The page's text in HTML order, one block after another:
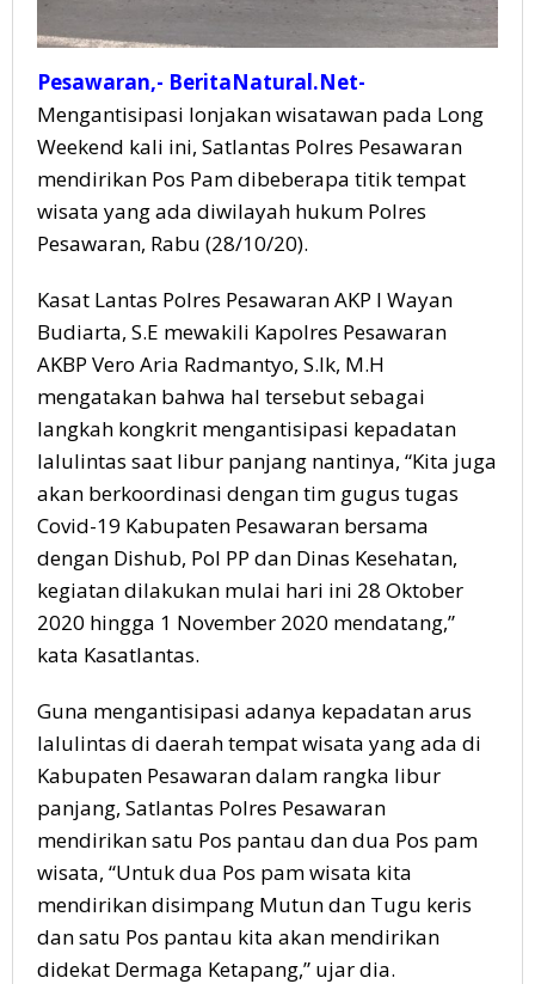
Pesawaran,- BeritaNatural.Net-
Mengantisipasi lonjakan wisatawan pada Long
Weekend kali ini, Satlantas Polres Pesawaran
mendirikan Pos Pam dibeberapa titik tempat
wisata yang ada diwilayah hukum Polres
Pesawaran, Rabu (28/10/20).
Kasat Lantas Polres Pesawaran AKP I Wayan
Budiarta, S.E mewakili Kapolres Pesawaran
AKBP Vero Aria Radmantyo, S.Ik, M.H
mengatakan bahwa hal tersebut sebagai
langkah kongkrit mengantisipasi kepadatan
lalulintas saat libur panjang nantinya, “Kita juga
akan berkoordinasi dengan tim gugus tugas
Covid-19 Kabupaten Pesawaran bersama
dengan Dishub, Pol PP dan Dinas Kesehatan,
kegiatan dilakukan mulai hari ini 28 Oktober
2020 hingga 1 November 2020 mendatang,”
kata Kasatlantas.
Guna mengantisipasi adanya kepadatan arus
lalulintas di daerah tempat wisata yang ada di
Kabupaten Pesawaran dalam rangka libur
panjang, Satlantas Polres Pesawaran
mendirikan satu Pos pantau dan dua Pos pam
wisata, “Untuk dua Pos pam wisata kita
mendirikan disimpang Mutun dan Tugu keris
dan satu Pos pantau kita akan mendirikan
didekat Dermaga Ketapang,” ujar dia.